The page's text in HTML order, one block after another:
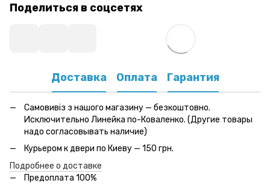
Поделиться в соцсетях
Доставка Оплата Гарантия
Самовивіз з нашого магазину — безкоштовно.
Исключительно Линейка по-Коваленко. (Другие товары
надо согласовывать наличие)
Курьером к двери по Киеву — 150 грн.
Подробнее о доставке
Предоплата 100%